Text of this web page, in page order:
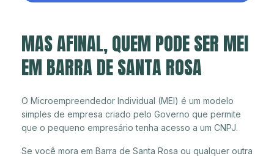
MAS AFINAL, QUEM PODE SER MEI
EM BARRA DE SANTA ROSA
O Microempreendedor Individual (MEI) é um modelo
simples de empresa criado pelo Governo que permite
que o pequeno empresário tenha acesso a um CNPJ.
Se você mora em Barra de Santa Rosa ou qualquer outra